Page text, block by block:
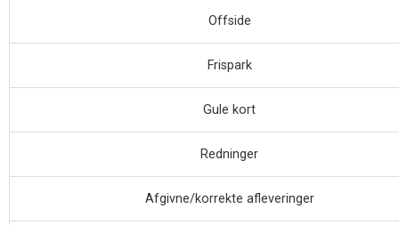
Offside
Frispark
Gule kort
Redninger
Afgivne/korrekte afleveringer